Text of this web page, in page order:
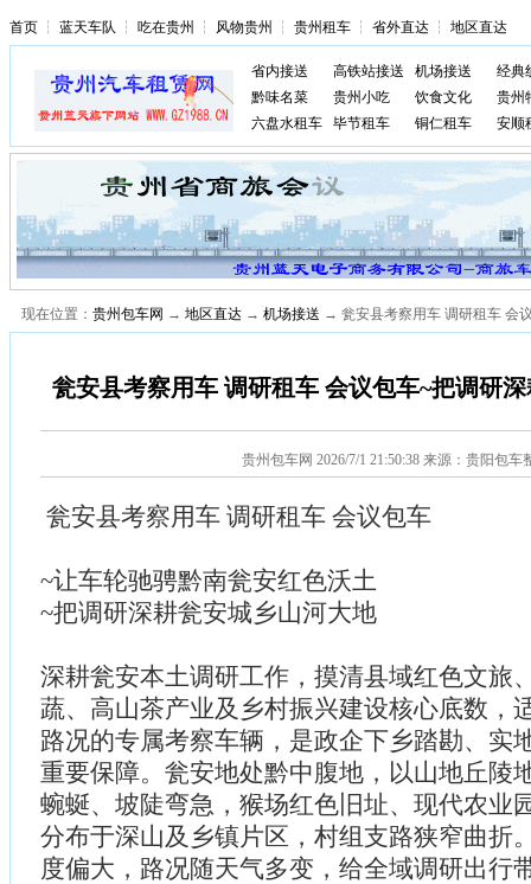
首页 ┆ 蓝天车队 ┆ 吃在贵州 ┆ 风物贵州 ┆ 贵州租车 ┆ 省外直达 ┆ 地区直达
省内接送 高铁站接送 机场接送
经典
黔味名菜
贵州小吃 饮食文化
贵州
六盘水租车
毕节租车 铜仁租车 安顺
现在位置： 贵州包车网 → 地区直达 → 机场接送 → 瓮安县考察用车 调研租车 会
瓮安县考察用车 调研租车 会议包车~把调研
贵州包车网 2026/7/1 21:50:38 来源：贵阳包车
瓮安县考察用车 调研租车 会议包车
~让车轮驰骋黔南瓮安红色沃土
~把调研深耕瓮安城乡山河大地
深耕瓮安本土调研工作，摸清县域红色文旅
蔬、高山茶产业及乡村振兴建设核心底数，
路况的专属考察车辆，是政企下乡踏勘、实
重要保障。瓮安地处黔中腹地，以山地丘陵
蜿蜒、坡陡弯急，猴场红色旧址、现代农业
分布于深山及乡镇片区，村组支路狭窄曲折
度偏大，路况随天气多变，给全域调研出行